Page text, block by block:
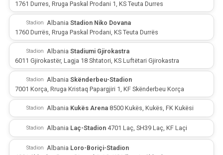
1761 Durres, Rruga Paskal Prodani 1, KS Teuta Durres
·Stadion· Albania·Stadion Niko Dovana·
1760 Durrës, Rruga Paskal Prodani, KS Teuta Durrës
·Stadion· Albania·Stadiumi Gjirokastra·
6011 Gjirokastër, Lagja 18 Shtatori, KS Luftëtari Gjirokastra
·Stadion· Albania·Skënderbeu-Stadion·
7001 Korça, Rruga Kristaq Papargjiri 1, KF Skënderbeu Korça
·Stadion· Albania·Kukës Arena·8500 Kukës, Kukës, FK Kukësi
·Stadion· Albania·Laç-Stadion·4701 Laç, SH39 Laç, KF Laçi
·Stadion· Albania·Loro-Boriçi-Stadion·